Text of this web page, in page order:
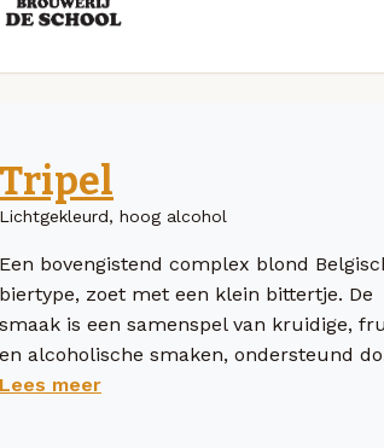
Tripel
Lichtgekleurd, hoog alcohol
Een bovengistend complex blond
biertype, zoet met een klein bittertje. De
smaak is een samenspel van kruidige,
en alcoholische smaken, ondersteund
Lees meer